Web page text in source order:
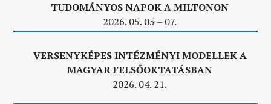
TUDOMÁNYOS NAPOK A MILTONON
2026. 05. 05 – 07.
VERSENYKÉPES INTÉZMÉNYI MODELLEK A
MAGYAR FELSŐOKTATÁSBAN
2026. 04. 21.